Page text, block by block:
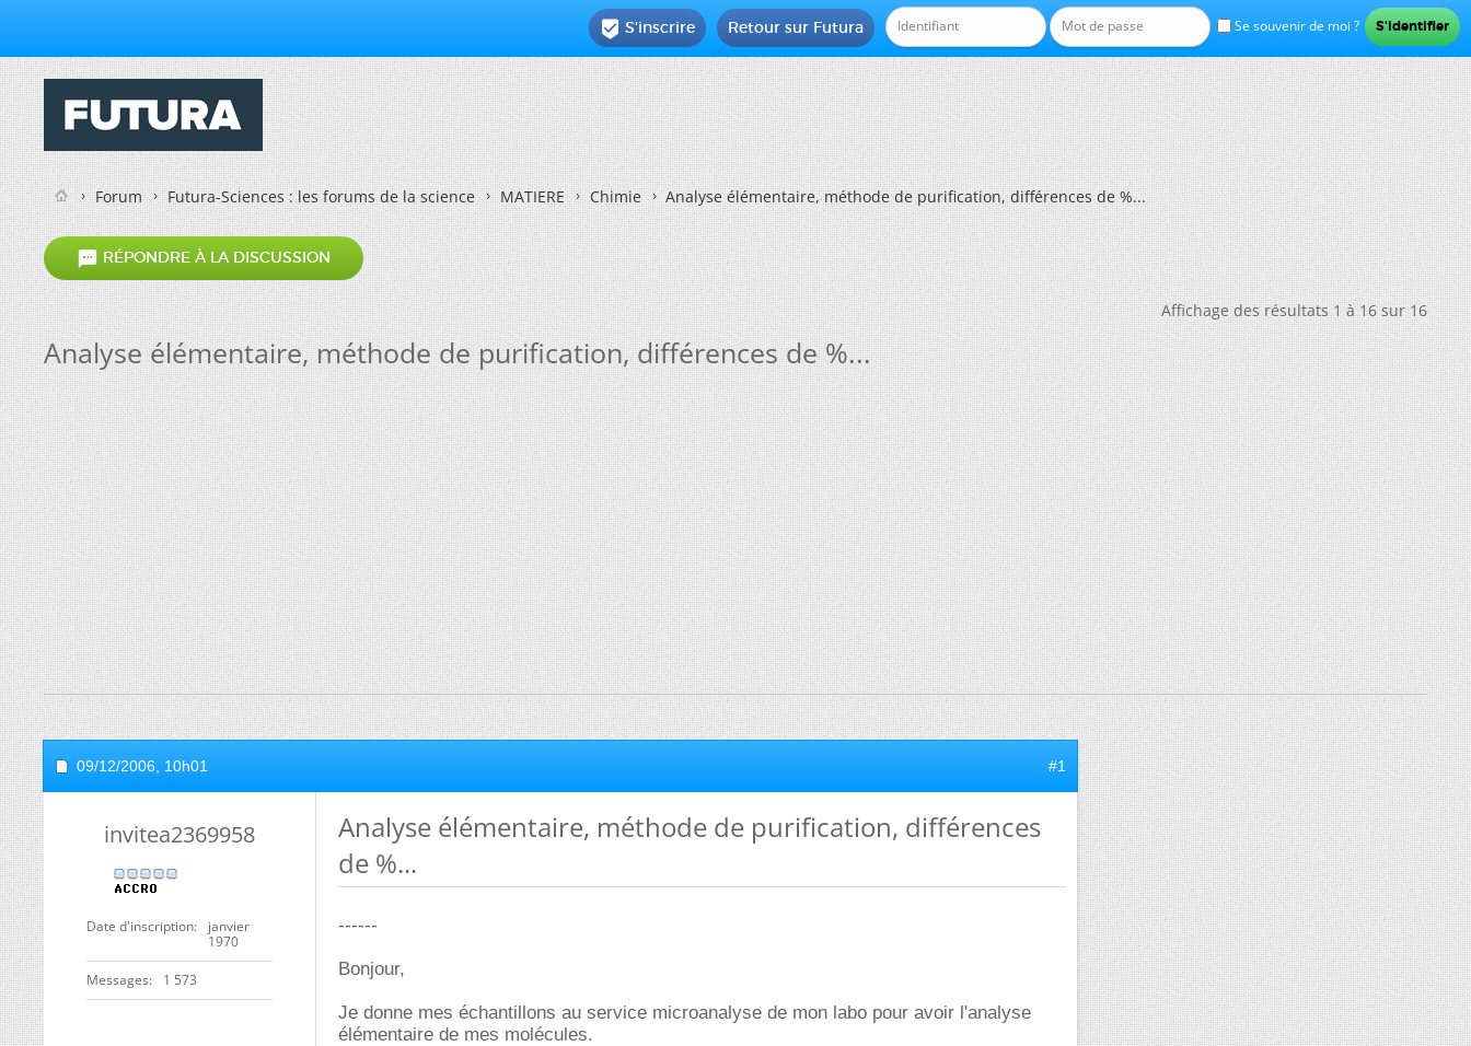
Se souvenir de moi ?
Retour sur Futura
 S'inscrire
Forum Futura-Sciences : les forums de la science MATIERE Chimie Analyse élémentaire, méthode de purification, différences de %...
 RÉPONDRE À LA DISCUSSION
Affichage des résultats 1 à 16 sur 16
Analyse élémentaire, méthode de purification, différences de %...
09/12/2006, 10h01 #1
invitea2369958
Date d'inscription
janvier
1970
Messages 1 573
Analyse élémentaire, méthode de purification, différences
de %...
------
Bonjour,
Je donne mes échantillons au service microanalyse de mon labo pour avoir l'analyse
élémentaire de mes molécules.